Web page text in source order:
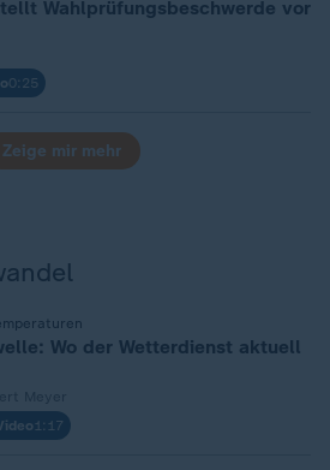
Wahlprüfungsbeschwerde vor
0:25
Zeige mir mehr
Wo der Wetterdienst aktuell
1:17